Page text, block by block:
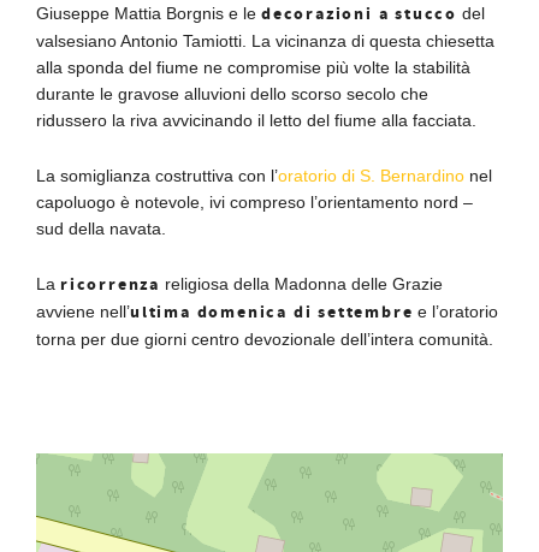
Giuseppe Mattia Borgnis e le decorazioni a stucco del
valsesiano Antonio Tamiotti. La vicinanza di questa chiesetta
alla sponda del fiume ne compromise più volte la stabilità
durante le gravose alluvioni dello scorso secolo che
ridussero la riva avvicinando il letto del fiume alla facciata.
La somiglianza costruttiva con l’oratorio di S. Bernardino nel
capoluogo è notevole, ivi compreso l’orientamento nord –
sud della navata.
La ricorrenza religiosa della Madonna delle Grazie
avviene nell’ultima domenica di settembre e l’oratorio
torna per due giorni centro devozionale dell’intera comunità.